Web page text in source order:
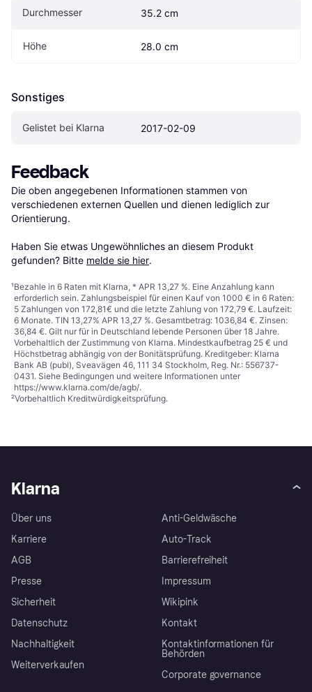
Durchmesser 35.2 cm
Höhe 28.0 cm
Sonstiges
Gelistet bei Klarna 2017-02-09
Feedback
Die oben angegebenen Informationen stammen von
verschiedenen externen Quellen und dienen lediglich zur
Orientierung.
Haben Sie etwas Ungewöhnliches an diesem Produkt
gefunden? Bitte melde sie hier.
¹Bezahle in 6 Raten mit Klarna, * APR 13,27 %. Eine Anzahlung kann
erforderlich sein. Zahlungsbeispiel für einen Kauf von 1000 € in 6 Raten:
5 Zahlungen von 172,81€ und die letzte Zahlung von 172,79 €. Laufzeit:
6 Monate. TIN 13,27% APR 13,27 %. Gesamtbetrag: 1036,84 €. Zinsen:
36,84 €. Gilt nur für in Deutschland lebende Personen über 18 Jahre.
Vorbehaltlich der Zustimmung von Klarna. Mindestkaufbetrag 25 € und
Höchstbetrag abhängig von der Bonitätsprüfung. Kreditgeber: Klarna
Bank AB (publ), Sveavägen 46, 111 34 Stockholm, Reg. Nr.: 556737-
0431. Siehe Bedingungen und weitere Informationen unter
https://www.klarna.com/de/agb/.
²Vorbehaltlich Kreditwürdigkeitsprüfung.
Klarna
Über uns
Karriere
AGB
Presse
Sicherheit
Datenschutz
Nachhaltigkeit
Weiterverkaufen
Anti-Geldwäsche
Auto-Track
Barrierefreiheit
Impressum
Wikipink
Kontakt
Kontaktinformationen für
Behörden
Corporate governance